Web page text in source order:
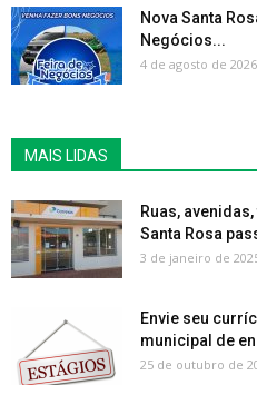
Nova Santa
Negócios...
4 de agosto de 2026
MAIS LIDAS
Ruas,
Santa Rosa
3 de janeiro de
Envie seu
municipal de
25 de outubro de